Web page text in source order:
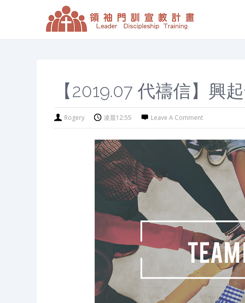
【2019.07 代禱信】興
Rogery 凌晨12:55 Leave A Comment